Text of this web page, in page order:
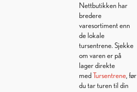
Nettbutikken har
bredere
varesortiment enn
de lokale
tursentrene. Sjekke
om varen er på
lager direkte
medTursentrene, før
du tar turen til din